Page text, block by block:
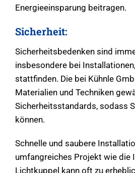
Energieeinsparung beitragen.
Sicherheit:
Sicherheitsbedenken sind
insbesondere bei
stattfinden. Die bei Kühnle
Materialien und Techniken
Sicherheitsstandards, sodass
können.
Schnelle und saubere
umfangreiches Projekt wie die
Lichtkuppel kann oft zu